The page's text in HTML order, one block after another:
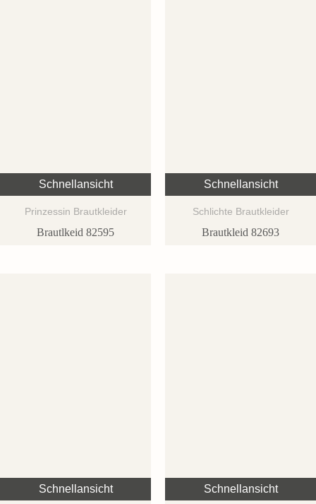
Schnellansicht
Prinzessin Brautkleider
Brautlkeid 82595
Schnellansicht
Schlichte Brautkleider
Brautkleid 82693
Schnellansicht Schnellansicht